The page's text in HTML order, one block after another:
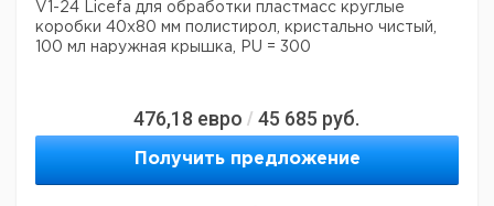
V1-24 Licefa для обработки пластмасс круглые
коробки 40x80 мм полистирол, кристально чистый,
100 мл наружная крышка, PU = 300
476,18 евро / 45 685 руб.
Получить предложение